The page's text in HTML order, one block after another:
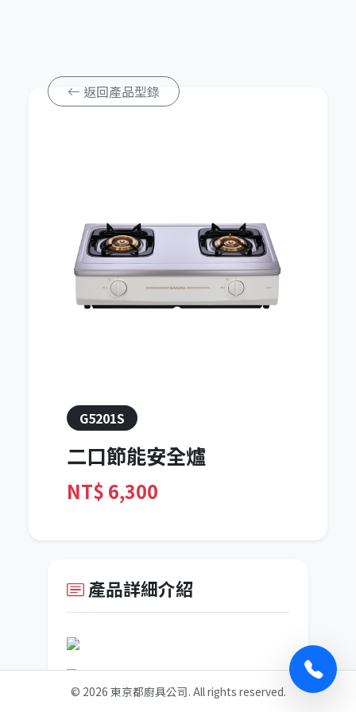
返回產品型錄
G5201S
二口節能安全爐
NT$ 6,300
產品詳細介紹
© 2026 東京都廚具公司. All rights reserved.